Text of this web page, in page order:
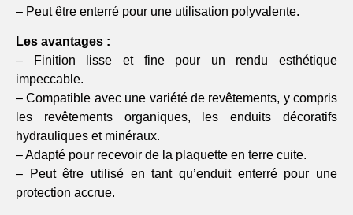
– Peut être enterré pour une utilisation polyvalente.
Les avantages :
– Finition lisse et fine pour un rendu esthétique
impeccable.
– Compatible avec une variété de revêtements, y compris
les revêtements organiques, les enduits décoratifs
hydrauliques et minéraux.
– Adapté pour recevoir de la plaquette en terre cuite.
– Peut être utilisé en tant qu’enduit enterré pour une
protection accrue.